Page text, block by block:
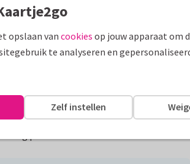
Kopiëren
die wijsheden, spreuken en mooie
perfect in één zin vat.
opslaan van cookies op jouw apparaat om
te analyseren en
Zelf instellen